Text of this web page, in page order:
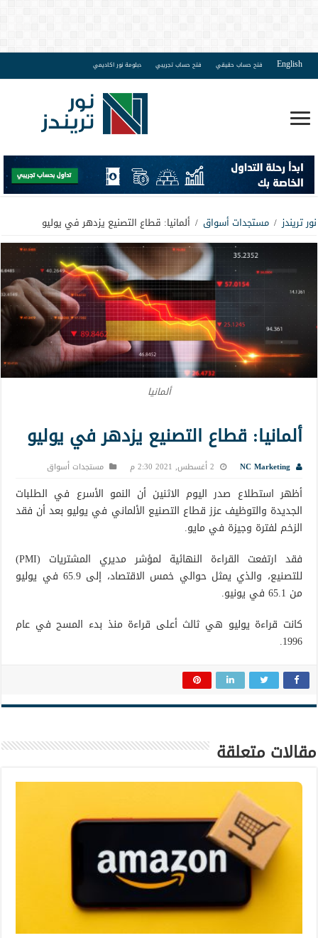
English فتح حساب حقيقي فتح حساب تجريبي دبلومة نور اكاديمي
نور تريندز / مستجدات أسواق / ألمانيا: قطاع التصنيع يزدهر في يوليو
ألمانيا
ألمانيا: قطاع التصنيع يزدهر في يوليو
NC Marketing 2 أغسطس, 2021 2:30 م مستجدات أسواق
أظهر استطلاع صدر اليوم الاثنين أن النمو الأسرع في الطلبات
الجديدة والتوظيف عزز قطاع التصنيع الألماني في يوليو بعد أن فقد
الزخم لفترة وجيزة في مايو.
فقد ارتفعت القراءة النهائية لمؤشر مديري المشتريات (PMI)
للتصنيع، والذي يمثل حوالي خمس الاقتصاد، إلى 65.9 في يوليو
من 65.1 في يونيو.
كانت قراءة يوليو هي ثالث أعلى قراءة منذ بدء المسح في عام
1996.
مقالات متعلقة